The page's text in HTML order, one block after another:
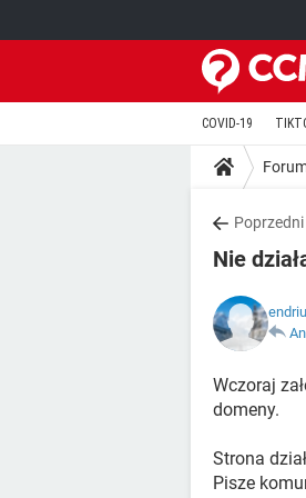
COVID-19
Nie
Wczoraj
domeny.
Strona
Pisze